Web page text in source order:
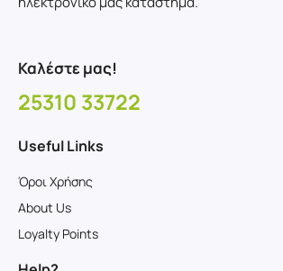
Καλέστε μας!
25310 33722
Useful Links
Όροι Χρήσης
About Us
Loyalty Points